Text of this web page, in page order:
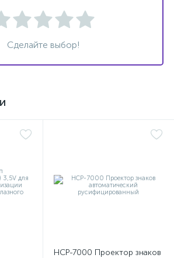
Сделайте выбор!
НСР-7000 Проектор знаков